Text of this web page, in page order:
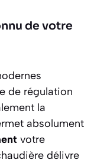
de votre
de régulation
la
absolument
votre
délivre